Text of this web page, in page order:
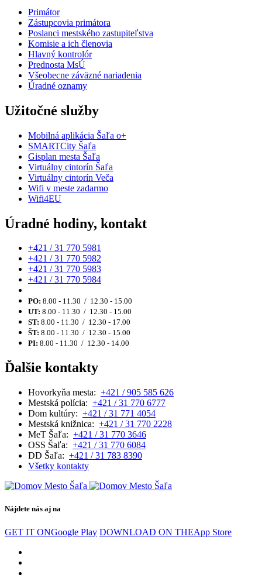
Primátor
Zástupcovia primátora
Poslanci mestského zastupiteľstva
Komisie a ich členovia
Hlavný kontrolór
Prednosta MsÚ
Všeobecne záväzné nariadenia
Úradné oznamy
Užitočné služby
Mobilná aplikácia Šaľa o+
SMARTCity Šaľa
Gisplan mesta Šaľa
Virtuálny cintorín Šaľa
Virtuálny cintorín Veča
Wifi v meste zadarmo
Wifi4EU
Úradné hodiny, kontakt
+421 / 31 770 5981
+421 / 31 770 5982
+421 / 31 770 5983
+421 / 31 770 5984
PO: 8.00 - 11.30 / 12.30 - 15.00
UT: 8.00 - 11.30 / 12.30 - 15.00
ST: 8.00 - 11.30 / 12.30 - 17.00
ŠT: 8.00 - 11.30 / 12.30 - 15.00
PI: 8.00 - 11.30 / 12.30 - 14.00
Ďalšie kontakty
Hovorkyňa mesta: +421 / 905 585 626
Mestská polícia: +421 / 31 770 6777
Dom kultúry: +421 / 31 771 4054
Mestská knižnica: +421 / 31 770 2228
MeT Šaľa: +421 / 31 770 3646
OSS Šaľa: +421 / 31 770 6084
DD Šaľa: +421 / 31 783 8390
Všetky kontakty
Nájdete nás aj na
GET IT ONGoogle Play DOWNLOAD ON THEApp Store